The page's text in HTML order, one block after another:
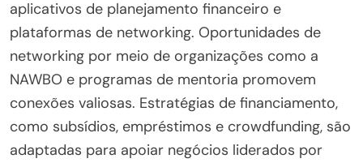
aplicativos de planejamento financeiro e
plataformas de networking. Oportunidades de
networking por meio de organizações como a
NAWBO e programas de mentoria promovem
conexões valiosas. Estratégias de financiamento,
como subsídios, empréstimos e crowdfunding, são
adaptadas para apoiar negócios liderados por